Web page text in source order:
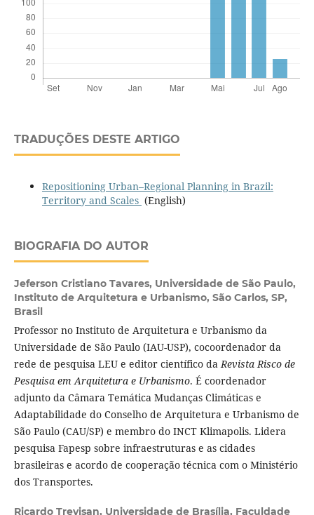
TRADUÇÕES DESTE ARTIGO
Repositioning Urban–Regional Planning in Brazil:
Territory and Scales (English)
BIOGRAFIA DO AUTOR
Jeferson Cristiano Tavares, Universidade de São Paulo,
Instituto de Arquitetura e Urbanismo, São Carlos, SP,
Brasil
Professor no Instituto de Arquitetura e Urbanismo da
Universidade de São Paulo (IAU-USP), cocoordenador da
rede de pesquisa LEU e editor científico daRevista Risco de
Pesquisa em Arquitetura e Urbanismo. É coordenador
adjunto da Câmara Temática Mudanças Climáticas e
Adaptabilidade do Conselho de Arquitetura e Urbanismo de
São Paulo (CAU/SP) e membro do INCT Klimapolis. Lidera
pesquisa Fapesp sobre infraestruturas e as cidades
brasileiras e acordo de cooperação técnica com o Ministério
dos Transportes.
Ricardo Trevisan, Universidade de Brasília, Faculdade